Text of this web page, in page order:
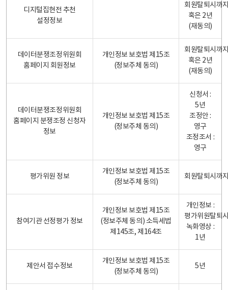
디지털집현전 추천
설정정보
회원탈퇴시까
혹은 2년
(재동의)
데이터분쟁조정위원회
홈페이지 회원정보
개인정보 보호법 제15조
(정보주체 동의)
회원탈퇴시까
혹은 2년
(재동의)
데이터분쟁조정위원회
홈페이지 분쟁조정 신청자
정보
개인정보 보호법 제15조
(정보주체 동의)
신청서 :
5년
조정안 :
영구
조정조서 :
영구
평가위원 정보
개인정보 보호법 제15조
(정보주체 동의)
회원탈퇴시까
참여기관 선정평가 정보
개인정보 보호법 제15조
(정보주체 동의) 소득세법
제145조, 제164조
개인정보 :
평가위원탈퇴
녹화영상 :
1년
제안서 접수정보
개인정보 보호법 제15조
(정보주체 동의)
5년